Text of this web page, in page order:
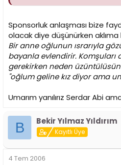
Sponsorluk anlaşması bize
olacak diye düşünürken
Bir anne oğlunun ısrarıyla
bayanla evlendirir. Komşuları
gerekirken neden
"oğlum geline kız diyor ama
Umarım yanılırız Serdar Abi
B Bekir Yılmaz Yıldırım
Kayıtlı Üye
4 Tem 2006